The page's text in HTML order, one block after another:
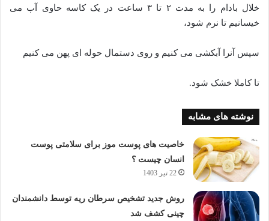
خلال بادام را به مدت ۲ تا ۳ ساعت در یک کاسه حاوی آب می
خیسانیم تا نرم شود،
سپس آنرا آبکشی می کنیم و روی دستمال حوله ای پهن می کنیم
تا کاملا خشک شود.
نوشته های مشابه
خاصیت های پوست موز برای سلامتی پوست
انسان چیست ؟
22 تیر 1403
روش جدید تشخیص سرطان ریه توسط دانشمندان
چینی کشف شد